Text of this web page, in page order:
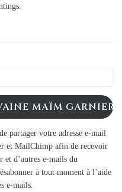
MAÏM GARNIER
partager votre adresse e-mail
et MailChimp afin de recevoir
et d’autres e-mails du
à tout moment à l’aide
e-mails.